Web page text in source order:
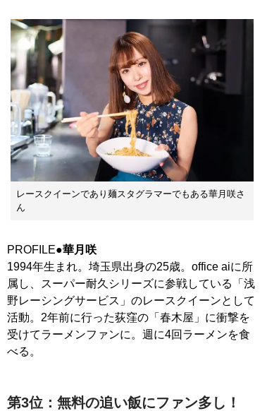
レースクイーンであり麺スタグラマーでもある華月咲さ
ん
PROFILE●華月咲
1994年生まれ。埼玉県出身の25歳。office aiに所
属し、スーパー耐久シリーズに参戦している「浅
野レーシングサービス」のレースクイーンとして
活動。2年前に行った荻窪の「春木屋」に衝撃を
受けてラーメンファンに。週に4回ラーメンを食
べる。
第3位：無料の追い飯にファン多し！